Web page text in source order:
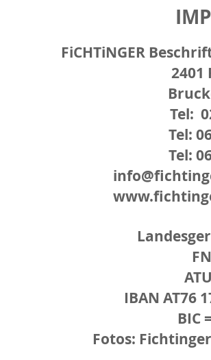
FiCHTiNGER
2401
Tel:
Tel:
Tel:
IBAN AT76
BIC
Fotos: